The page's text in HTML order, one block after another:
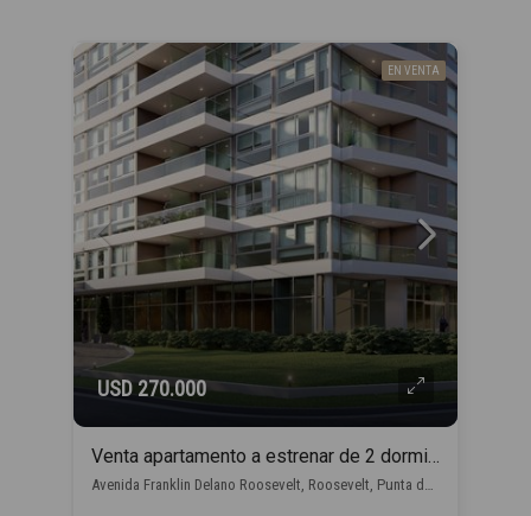
EN VENTA
USD 270.000
Venta apartamento a estrenar de 2 dormitorios, en Punta del Este con financiación propia
Avenida Franklin Delano Roosevelt, Roosevelt, Punta del Este